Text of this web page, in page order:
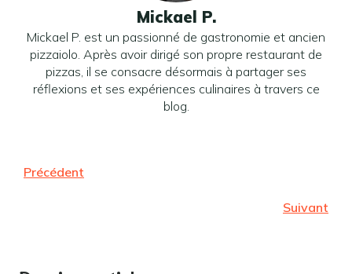
Mickael P.
Mickael P. est un passionné de gastronomie et ancien
pizzaiolo. Après avoir dirigé son propre restaurant de
pizzas, il se consacre désormais à partager ses
réflexions et ses expériences culinaires à travers ce
blog.
Précédent
Suivant